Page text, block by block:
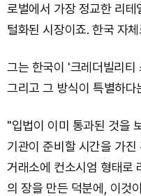
로벌에서 가장 정교한 리
털화된 시장이죠. 한국 자
그는 한국이 '크레더빌리티
그리고 그 방식이 특별하다
"입법이 이미 통과된 것을
기관이 준비할 시간을 가
거래소에 컨소시엄 형태로
의 장을 만든 덕분에, 이것